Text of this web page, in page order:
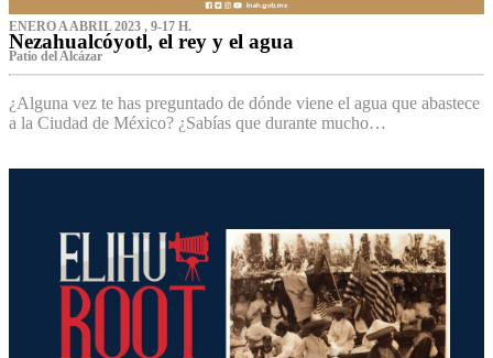
ENERO A ABRIL 2023 , 9-17 H.
Nezahualcóyotl, el rey y el agua
Patio del Alcázar
¿Alguna vez te has preguntado de dónde viene el agua que abastece
a la Ciudad de México? ¿Sabías que durante mucho…